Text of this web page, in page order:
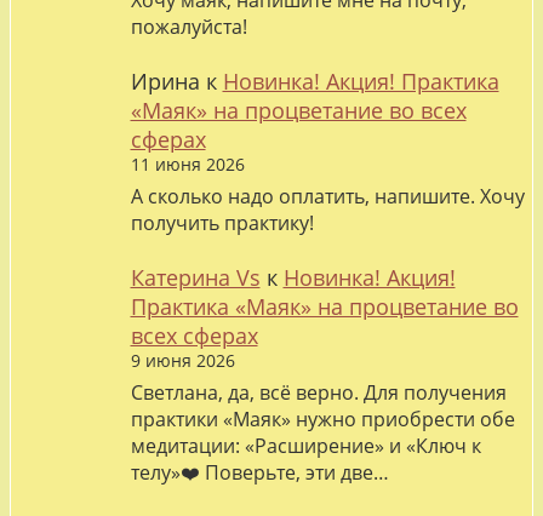
пожалуйста!
Ирина к Новинка! Акция! Практика
«Маяк» на процветание во всех
сферах
11 июня 2026
А сколько надо оплатить, напишите. Хочу
получить практику!
Катерина Vs к Новинка! Акция!
Практика «Маяк» на процветание во
всех сферах
9 июня 2026
Светлана, да, всё верно. Для получения
практики «Маяк» нужно приобрести обе
медитации: «Расширение» и «Ключ к
телу»❤️ Поверьте, эти две…